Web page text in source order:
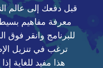
قبل دفعك إلى عالم
معرفة مفاهيم
للبرنامج وانقر فوق
ترغب في تنزيل
هذا مفيد للغاية